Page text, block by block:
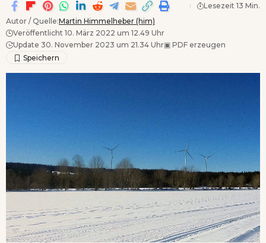
Autor / Quelle:Martin Himmelheber (him)
Veröffentlicht 10. März 2022 um 12.49 Uhr
Update 30. November 2023 um 21.34 Uhr▣ PDF erzeugen
Lesezeit 13 Min.